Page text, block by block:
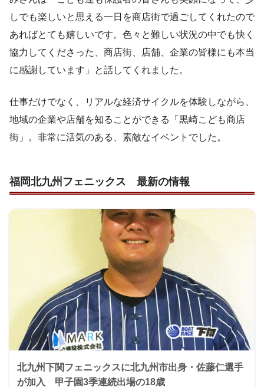
しでも楽しいと思える一日を商店街で過ごしてくれたので
あればとても嬉しいです。色々と難しい状況の中でも快く
協力してくださった、商店街、店舗、企業の皆様にも本当
に感謝しています」と話してくれました。
仕事だけでなく、リアルな経済サイクルを体験しながら、
地域の企業や店舗を知ることができる「黒崎こども商店
街」。非常に活気のある、素敵なイベントでした。
福岡北九州フェニックス 最新の情報
北九州下関フェニックスに北九州市出身・佐藤仁選手
が加入 甲子園3季連続出場の18歳